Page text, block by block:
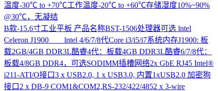
温度-30℃ to +70℃工作温度-20℃ to +60℃存储湿度10%~90%
@30℃，无凝结
B款-15.6寸工业平板 产品名称BST-1506处理器可选 lntel
Celeron J1900 lntel 4/6/7/8代Core i3/i5/i7系统内存J1900: 板
载2GB/4GB DDR3L酷睿4代：板载4GB DDR3L酷睿6/7/8代：
板载4/8GB DDR4，可选SODIMM插槽网络2x GbE RJ45 Intel®
i211-ATI/O接口3 x USB2.0, 1 x USB3.0, 内置1xUSB2.0 加密狗
接口2 x DB-9 COM1&COM2,RS-232/422/4852 x 3-wire